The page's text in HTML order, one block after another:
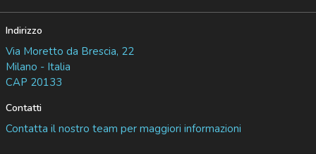
Indirizzo
Via Moretto da Brescia, 22
Milano - Italia
CAP 20133
Contatti
Contatta il nostro team per maggiori informazioni